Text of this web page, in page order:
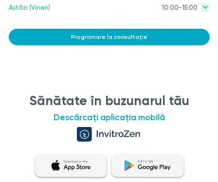
Astăzi (Vineri)
10:00-15:00
Programare la consultație
Sănătate în buzunarul tău
Descărcați aplicația mobilă